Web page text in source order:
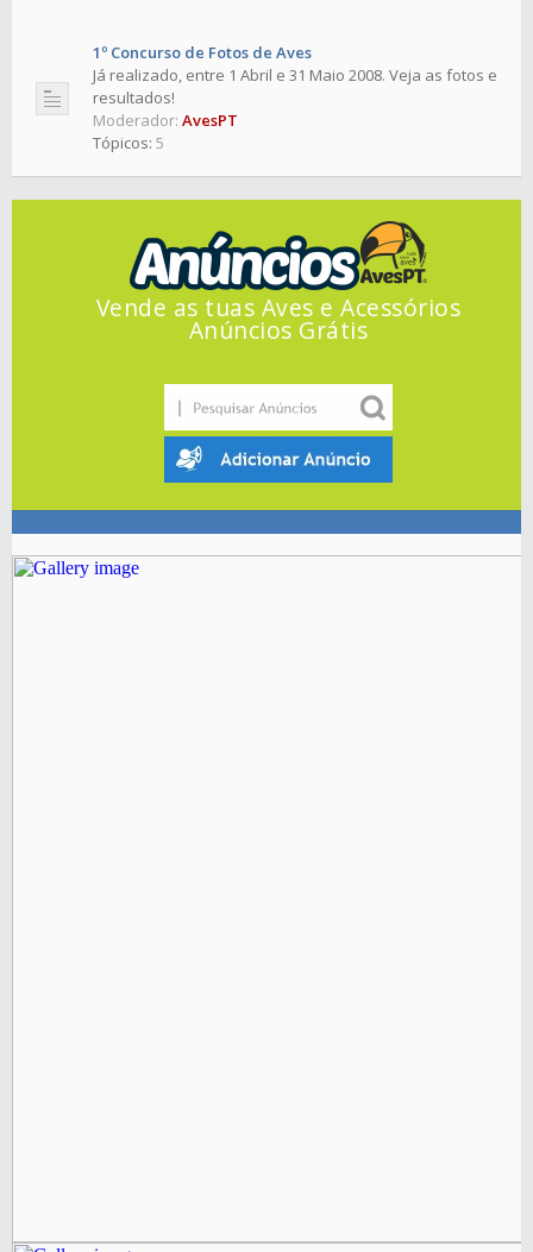
1º Concurso de Fotos de Aves
Já realizado, entre 1 Abril e 31 Maio 2008. Veja as fotos e
resultados!
Moderador: AvesPT
Tópicos: 5
Vende as tuas Aves e Acessórios
Anúncios Grátis